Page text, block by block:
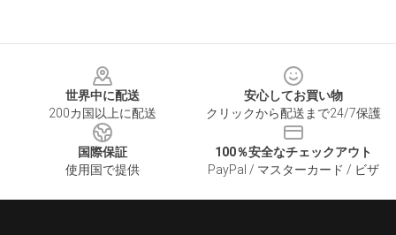
世界中に配送
200カ国以上に配送
安心してお買い物
クリックから配送まで24/7保護
国際保証
使用国で提供
100％安全なチェックアウト
PayPal / マスターカード / ビザ